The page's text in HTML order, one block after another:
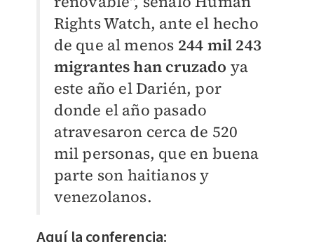
Rights Watch, ante el hecho
de que al menos 244 mil 243
migrantes han cruzado ya
este año el Darién, por
donde el año pasado
atravesaron cerca de 520
mil personas, que en buena
parte son haitianos y
venezolanos.
Aquí la conferencia: